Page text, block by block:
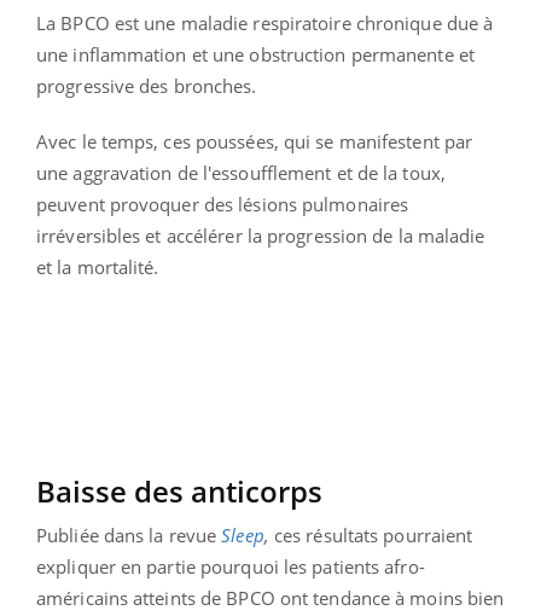
La BPCO est une maladie respiratoire chronique due à
une inflammation et une obstruction permanente et
progressive des bronches.
Avec le temps, ces poussées, qui se manifestent par
une aggravation de l'essoufflement et de la toux,
peuvent provoquer des lésions pulmonaires
irréversibles et accélérer la progression de la maladie
et la mortalité.
Baisse des anticorps
Publiée dans la revueSleep, ces résultats pourraient
expliquer en partie pourquoi les patients afro-
américains atteints de BPCO ont tendance à moins bien